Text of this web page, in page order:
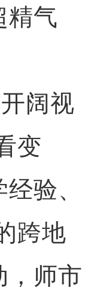
精气
阔视
变
验、
跨地
，师市